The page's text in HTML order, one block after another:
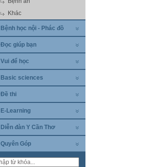
Khác
Bệnh học nội - Phác đồ
Đọc giúp bạn
Vui để học
Basic sciences
Đề thi
E-Learning
Diễn đàn Y Cần Thơ
Quyên Góp